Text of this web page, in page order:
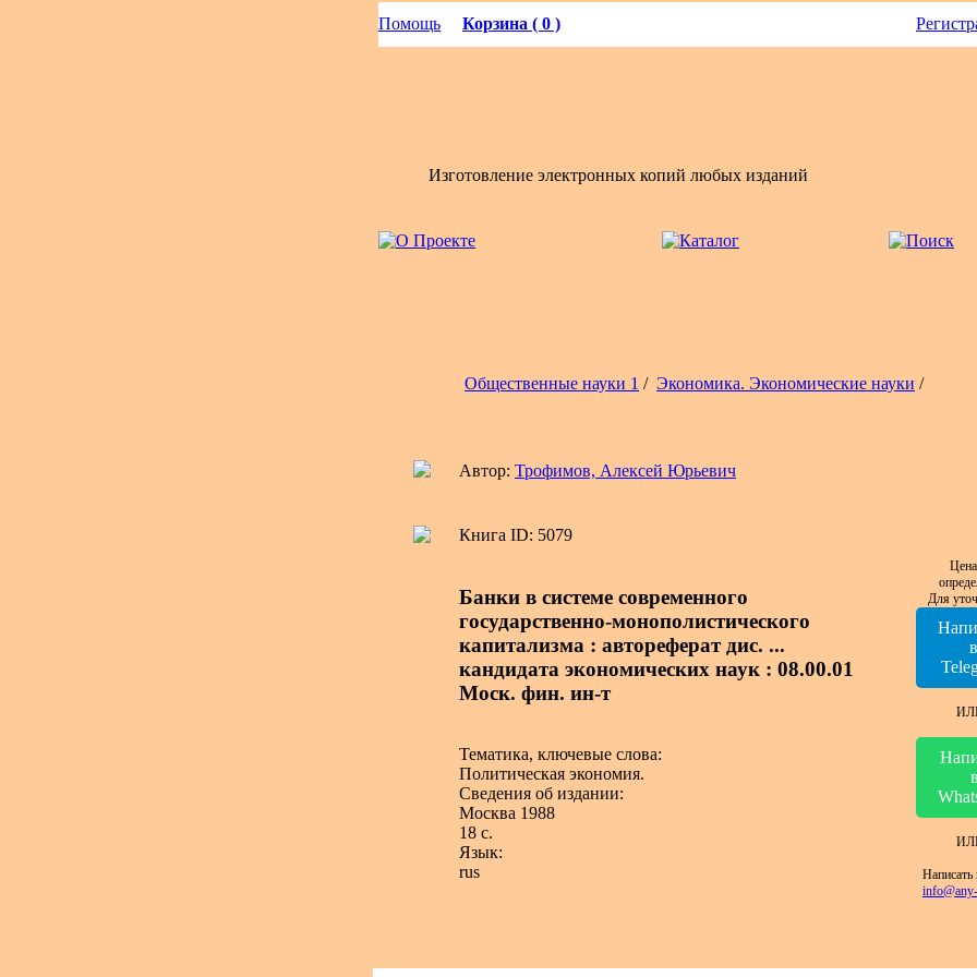
Помощь Корзина ( 0 )
Изготовление электронных копий любых изданий
Общественные науки 1 / Экономика. Экономические науки /
Автор: Трофимов, Алексей Юрьевич
Книга ID: 5079
Банки в системе современного
государственно-монополистического
капитализма : автореферат дис. ...
кандидата экономических наук : 08.00.01
Моск. фин. ин-т
Тематика, ключевые слова:
Политическая экономия.
Сведения об издании:
Москва 1988
18 с.
Язык:
rus
Для
в
в
Написать